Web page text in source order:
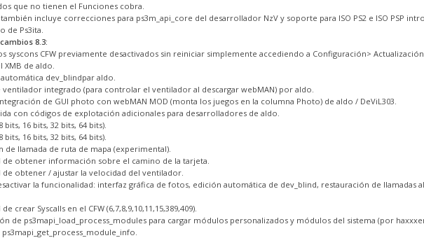
que no tienen el Funciones cobra.
incluye correcciones para ps3m_api_core del desarrollador NzV y soporte para ISO PS2 e ISO PSP
de Ps3ita.
8.3:
syscons CFW previamente desactivados sin reiniciar simplemente accediendo a Configuración>
XMB de aldo.
dev_blindpar aldo.
ventilador integrado (para controlar el ventilador al descargar webMAN) por aldo.
de GUI photo con webMAN MOD (monta los juegos en la columna Photo) de aldo / DeViL303.
con códigos de explotación adicionales para desarrolladores de aldo.
bits, 16 bits, 32 bits, 64 bits).
bits, 16 bits, 32 bits, 64 bits).
de llamada de ruta de mapa (experimental).
de obtener información sobre el camino de la tarjeta.
de obtener / ajustar la velocidad del ventilador.
la funcionalidad: interfaz gráfica de fotos, edición automática de dev_blind, restauración de llamadas al
crear Syscalls en el CFW (6,7,8,9,10,11,15,389,409).
de ps3mapi_load_process_modules para cargar módulos personalizados y módulos del sistema (por